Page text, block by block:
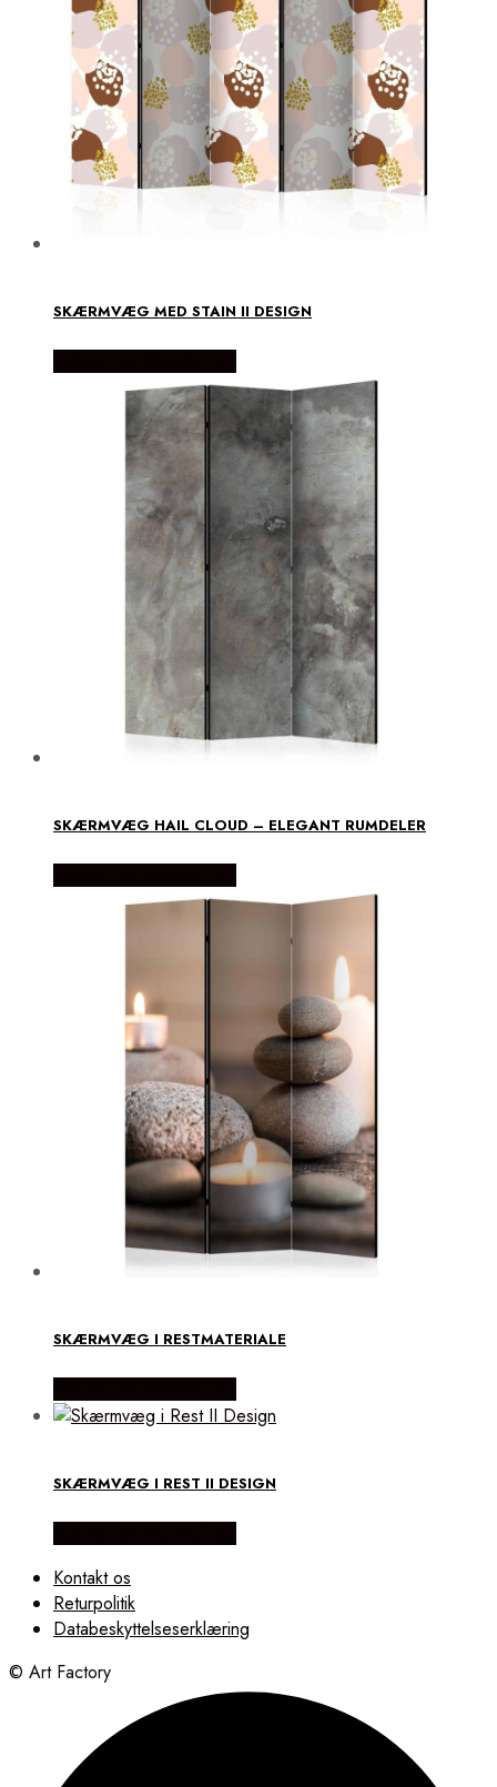
SKÆRMVÆG MED STAIN II DESIGN
SKÆRMVÆG HAIL CLOUD – ELEGANT RUMDELER
SKÆRMVÆG I RESTMATERIALE
SKÆRMVÆG I REST II DESIGN
Kontakt os
Returpolitik
Databeskyttelseserklæring
© Art Factory